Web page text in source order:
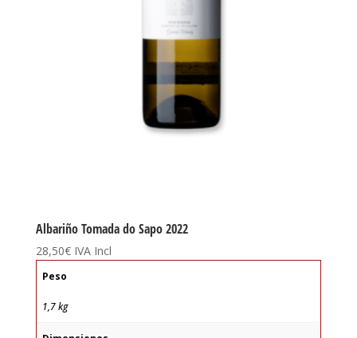
Albariño Tomada do Sapo 2022
28,50€ IVA Incl
Peso
1,7 kg